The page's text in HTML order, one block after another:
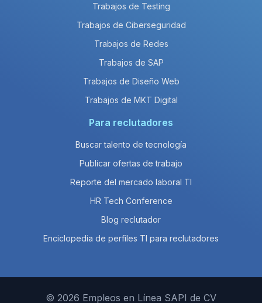
Trabajos de Testing
Trabajos de Ciberseguridad
Trabajos de Redes
Trabajos de SAP
Trabajos de Diseño Web
Trabajos de MKT Digital
Para reclutadores
Buscar talento de tecnología
Publicar ofertas de trabajo
Reporte del mercado laboral TI
HR Tech Conference
Blog reclutador
Enciclopedia de perfiles TI para reclutadores
© 2026 Empleos en Línea SAPI de CV